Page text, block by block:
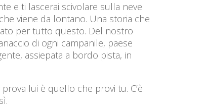
e ti lascerai scivolare sulla neve
viene da lontano. Una storia che
per tutto questo. Del nostro
di ogni campanile, paese
assiepata a bordo pista, in
lui è quello che provi tu. C’è